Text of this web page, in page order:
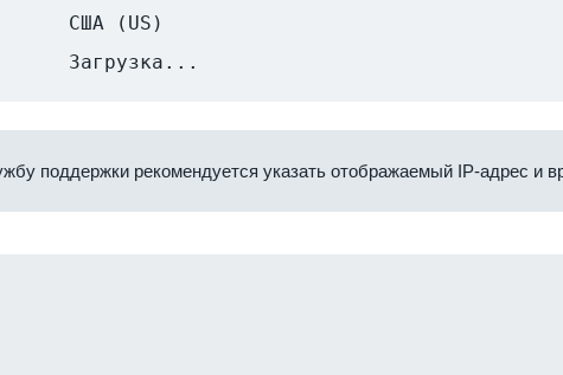
США (US)
Загрузка...
поддержки рекомендуется указать отображаемый IP-адрес и